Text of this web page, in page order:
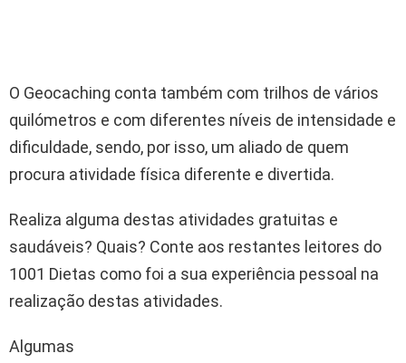
O Geocaching conta também com trilhos de vários
quilómetros e com diferentes níveis de intensidade e
dificuldade, sendo, por isso, um aliado de quem
procura atividade física diferente e divertida.
Realiza alguma destas atividades gratuitas e
saudáveis? Quais? Conte aos restantes leitores do
1001 Dietas como foi a sua experiência pessoal na
realização destas atividades.
Algumas